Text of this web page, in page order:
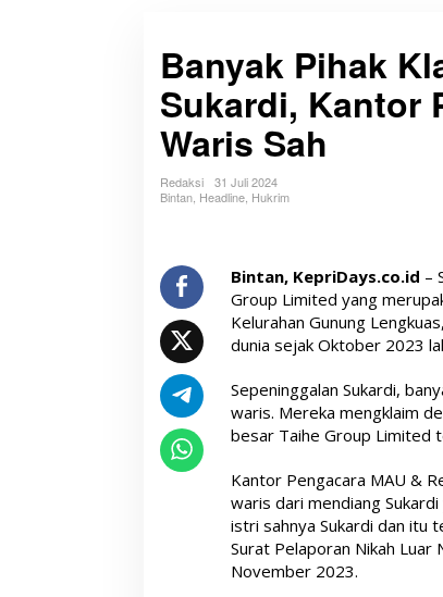
Banyak Pihak
Sukardi, Kantor
Waris Sah
Redaksi
31 Juli 2024
Bintan Headline Hukrim
Bintan, KepriDays.co.id –
Group Limited yang
Kelurahan Gunung
dunia sejak Oktober 2023
Sepeninggalan Sukardi,
waris. Mereka mengklaim
besar Taihe Group Limited
Kantor Pengacara MAU &
waris dari mendiang Sukardi
istri sahnya Sukardi dan itu
Surat Pelaporan Nikah
November 2023.